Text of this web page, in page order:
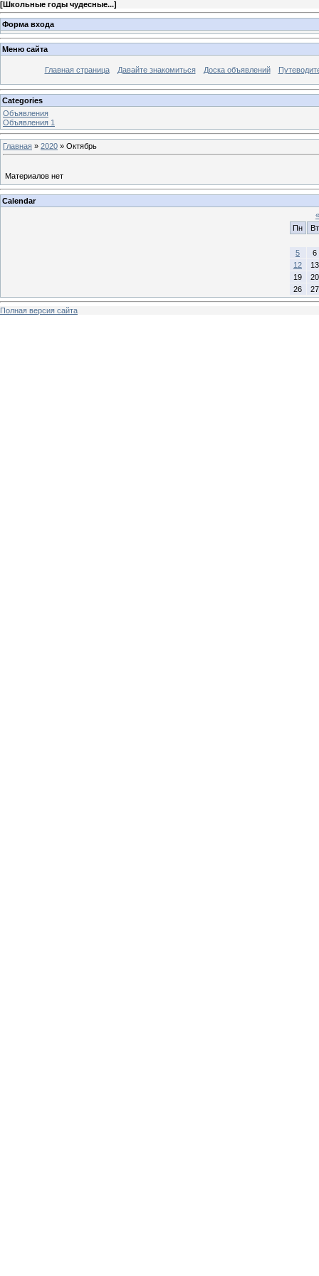
[Школьные годы чудесные...]
Форма входа
Меню сайта
Главная страница Давайте знакомиться Доска объявлений
Categories
Объявления
Объявления 1
Главная » 2020 » Октябрь
Материалов нет
Calendar
«
Пн
Вт
5
6
12
13
19
20
26
27
Полная версия сайта